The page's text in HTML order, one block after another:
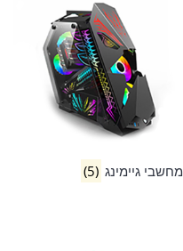
מחשבי גיימינג (5)